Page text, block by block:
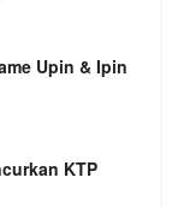
Upin & Ipin
KTP